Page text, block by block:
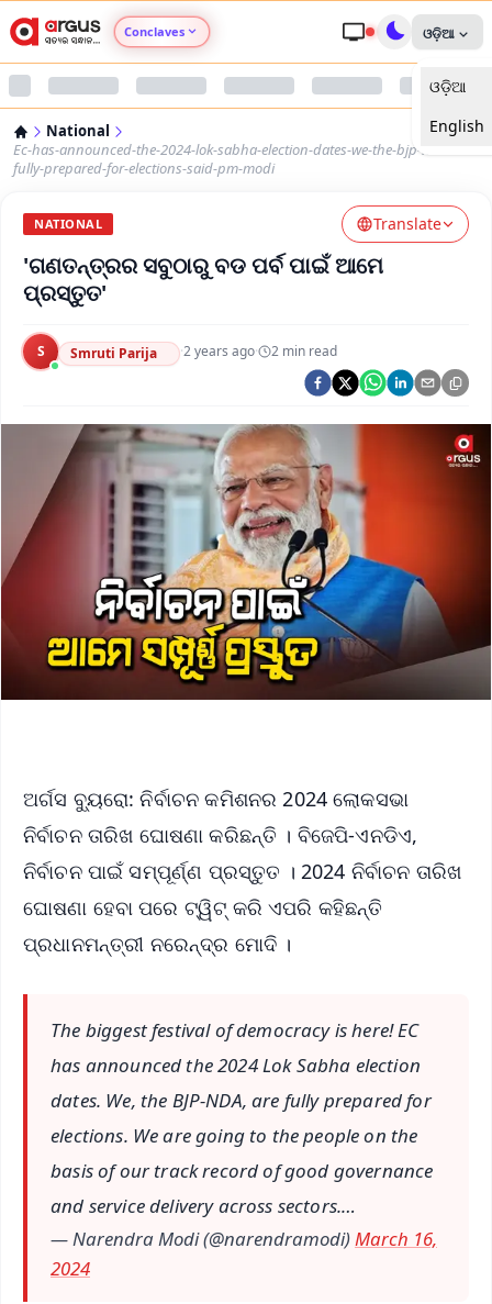
Conclaves
Argus Nari Shakti
Argus Health Connect
Argus Chalo Dekhein Apna Desh
ଓଡ଼ିଆ
ଓଡ଼ିଆ
English
National
Ec-has-announced-the-2024-lok-sabha-election-dates-we-the-bjp-nda-are-
fully-prepared-for-elections-said-pm-modi
NATIONAL Translate
'ଗଣତନ୍ତ୍ରର ସବୁଠାରୁ ବଡ ପର୍ବ ପାଇଁ ଆମେ
ପ୍ରସ୍ତୁତ'
S Smruti Parija ·2 years ago· 2 min read
ଅର୍ଗସ ବ୍ୟୁରୋ: ନିର୍ବାଚନ କମିଶନର 2024 ଲୋକସଭା
ନିର୍ବାଚନ ତାରିଖ ଘୋଷଣା କରିଛନ୍ତି । ବିଜେପି-ଏନଡିଏ,
ନିର୍ବାଚନ ପାଇଁ ସମ୍ପୂର୍ଣ୍ଣ ପ୍ରସ୍ତୁତ । 2024 ନିର୍ବାଚନ ତାରିଖ
ଘୋଷଣା ହେବା ପରେ ଟ୍ୱିଟ୍ କରି ଏପରି କହିଛନ୍ତି
ପ୍ରଧାନମନ୍ତ୍ରୀ ନରେନ୍ଦ୍ର ମୋଦି ।
The biggest festival of democracy is here! EC
has announced the 2024 Lok Sabha election
dates. We, the BJP-NDA, are fully prepared for
elections. We are going to the people on the
basis of our track record of good governance
and service delivery across sectors.…
— Narendra Modi (@narendramodi)March 16,
2024